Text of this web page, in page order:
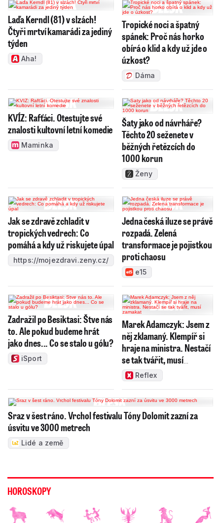
Laďa Kerndl (81) v slzách!
Čtyři mrtví kamarádi za jediný
týden
Aha!
Tropické noci a špatný
spánek: Proč nás horko
obírá o klid a kdy už jde o
úzkost?
Dáma
KVÍZ: Rafťáci. Otestujte své
znalosti kultovní letní komedie
Maminka
Šaty jako od návrháře?
Těchto 20 seženete v
běžných řetězcích do
1000 korun
Ženy
Jak se zdravě zchladit v
tropických vedrech: Co
pomáhá a kdy už riskujete úpal
https://mojezdravi.zeny.cz/
Jedna česká iluze se právě
rozpadá. Zelená
transformace je pojistkou
proti chaosu
e15
Zadražil po Besiktasi: Štve nás
to. Ale pokud budeme hrát
jako dnes... Co se stalo u gólu?
iSport
Marek Adamczyk: Jsem z
něj zklamaný. Klempíř si
hraje na ministra. Nestačí
se tak tvářit, musí
zamakat
Reflex
Sraz v šest ráno. Vrchol festivalu Tóny Dolomit zazní za
úsvitu ve 3000 metrech
Lidé a země
HOROSKOPY